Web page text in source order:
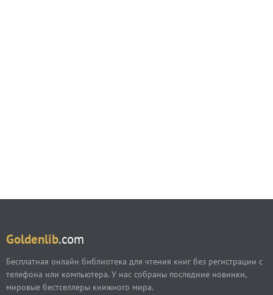
Goldenlib.com
Бесплатная онлайн библиотека для чтения книг без регистрации с
телефона или компьютера. У нас собраны последние новинки,
мировые бестселлеры книжного мира.